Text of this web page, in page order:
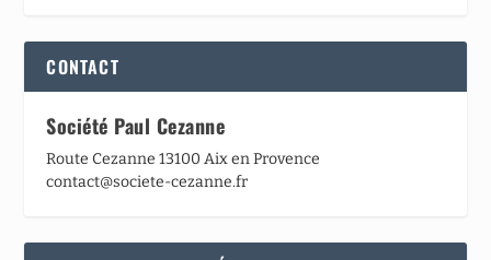
CONTACT
Société Paul Cezanne
Route Cezanne 13100 Aix en Provence
contact@societe-cezanne.fr